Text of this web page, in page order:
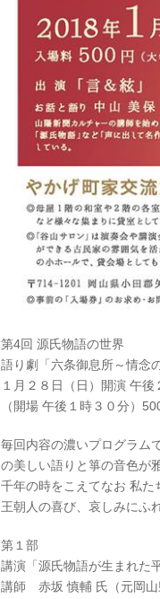
第4回 源氏物語の世界
語り劇「六条御息所～情念
１月２８日（日）開演 午後
（開場 午後１時３０分）
毎回内容の濃いプログラム
の美しい語りと箏の音色が
千年の時をこえてなお 私た
王朝人の喜び、哀しみにふ
第１部
講演「源氏物語が生まれた
講師 赤坂 慎輔 氏（元岡山